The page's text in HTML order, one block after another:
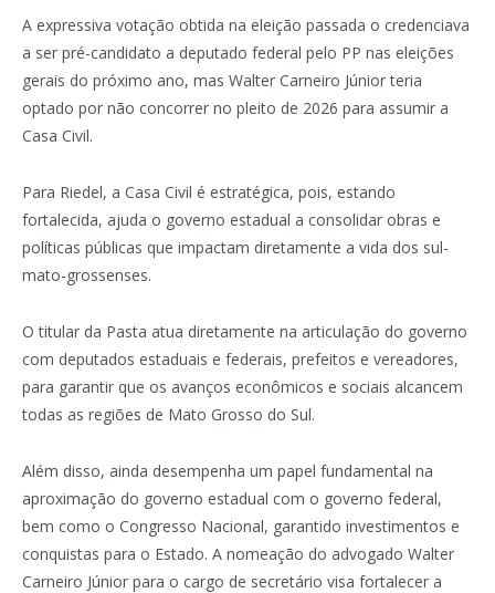
A expressiva votação obtida na eleição passada o credenciava
a ser pré-candidato a deputado federal pelo PP nas eleições
gerais do próximo ano, mas Walter Carneiro Júnior teria
optado por não concorrer no pleito de 2026 para assumir a
Casa Civil.
Para Riedel, a Casa Civil é estratégica, pois, estando
fortalecida, ajuda o governo estadual a consolidar obras e
políticas públicas que impactam diretamente a vida dos sul-
mato-grossenses.
O titular da Pasta atua diretamente na articulação do governo
com deputados estaduais e federais, prefeitos e vereadores,
para garantir que os avanços econômicos e sociais alcancem
todas as regiões de Mato Grosso do Sul.
Além disso, ainda desempenha um papel fundamental na
aproximação do governo estadual com o governo federal,
bem como o Congresso Nacional, garantido investimentos e
conquistas para o Estado. A nomeação do advogado Walter
Carneiro Júnior para o cargo de secretário visa fortalecer a